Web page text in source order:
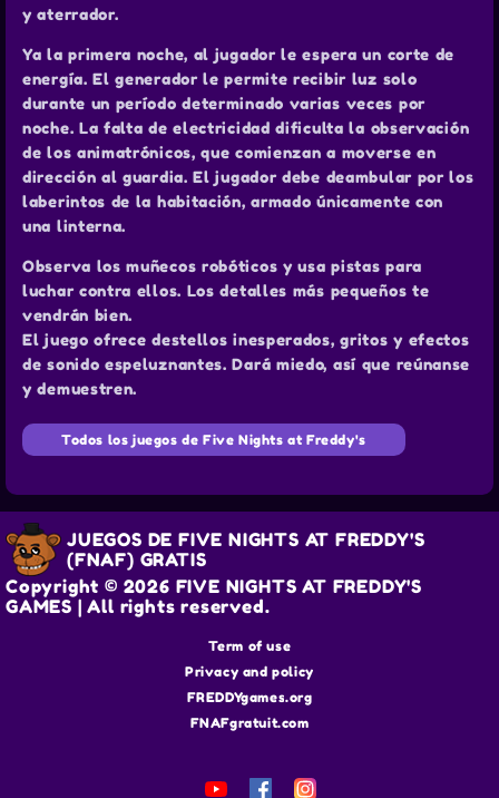
y aterrador.
Ya la primera noche, al jugador le espera un corte de
energía. El generador le permite recibir luz solo
durante un período determinado varias veces por
noche. La falta de electricidad dificulta la observación
de los animatrónicos, que comienzan a moverse en
dirección al guardia. El jugador debe deambular por los
laberintos de la habitación, armado únicamente con
una linterna.
Observa los muñecos robóticos y usa pistas para
luchar contra ellos. Los detalles más pequeños te
vendrán bien.
El juego ofrece destellos inesperados, gritos y efectos
de sonido espeluznantes. Dará miedo, así que reúnanse
y demuestren.
Todos los juegos de Five Nights at Freddy's
JUEGOS DE FIVE NIGHTS AT FREDDY'S
(FNAF) GRATIS
Copyright © 2026 FIVE NIGHTS AT FREDDY'S
GAMES | All rights reserved.
Term of use
Privacy and policy
FREDDYgames.org
FNAFgratuit.com